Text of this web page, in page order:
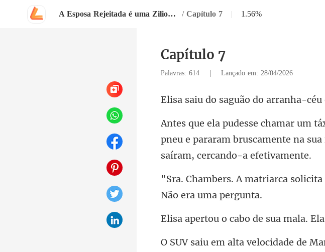
A Esposa Rejeitada é uma Zilionária / Capítulo 7 | 1.56%
Capítulo 7
Palavras: 614 | Lançado em: 28/04/2026
o do arranha-céu
pneu e pararam bruscamente na
ita
a mala.